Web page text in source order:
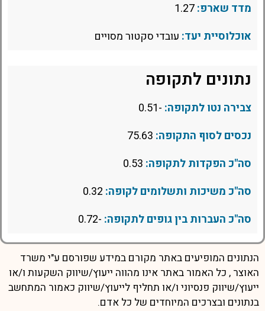
מדד שארפ:
אוכלוסיית יעד: עובדי סקטור מסויים
נתונים לתקופה
צבירה נטו לתקופה: -0.51
נכסים לסוף התקופה:
סה"כ הפקדות לתקופה:
סה"כ משיכות ותשלומים לקופה:
סה"כ העברות בין גופים לתקופה: -0.72
הנתונים המופיעים באתר מקורם במידע שפורסם ע"י משרד
האוצר , כל האמור באתר אינו מהווה ייעוץ/שיווק השקעות ו/או
ייעוץ/שיווק פנסיוני ו/או תחליף לייעוץ/שיווק כאמור המתחשב
בנתונים ובצרכים המיוחדים של כל אדם.